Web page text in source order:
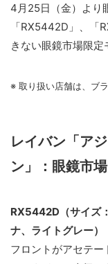
4月25日（金）より
「RX5442D」、「
きない眼鏡市場限定
※ 取り扱い店舗は、ブ
レイバン「ア
ン」：眼鏡市
RX5442D（サイズ
ナ、ライトグレー）
フロントがアセテー